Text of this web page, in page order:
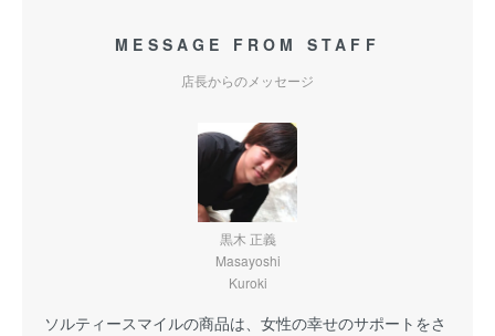
MESSAGE FROM STAFF
店長からのメッセージ
黒木 正義
Masayoshi
Kuroki
ソルティースマイルの商品は、女性の幸せのサポートをさ